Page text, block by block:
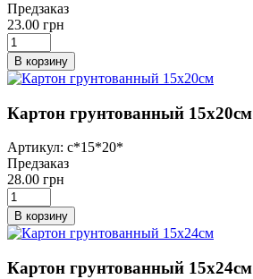
Предзаказ
23.00 грн
В корзину
Картон грунтованный 15х20см
Артикул: с*15*20*
Предзаказ
28.00 грн
В корзину
Картон грунтованный 15х24см